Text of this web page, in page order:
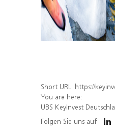
Short URL: https://keyinvest-
You are here:
UBS KeyInvest
Folgen Sie uns auf